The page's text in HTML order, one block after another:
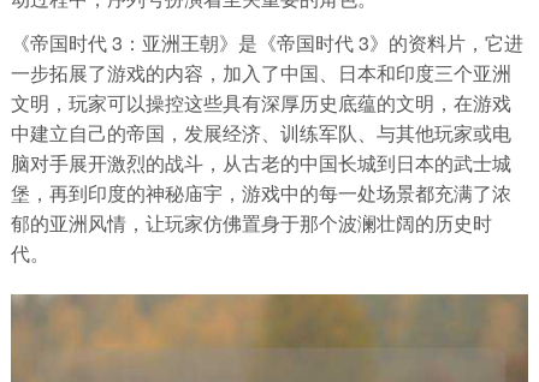
《帝国时代 3：亚洲王朝》是《帝国时代 3》的资料片，它进
一步拓展了游戏的内容，加入了中国、日本和印度三个亚洲
文明，玩家可以操控这些具有深厚历史底蕴的文明，在游戏
中建立自己的帝国，发展经济、训练军队、与其他玩家或电
脑对手展开激烈的战斗，从古老的中国长城到日本的武士城
堡，再到印度的神秘庙宇，游戏中的每一处场景都充满了浓
郁的亚洲风情，让玩家仿佛置身于那个波澜壮阔的历史时
代。